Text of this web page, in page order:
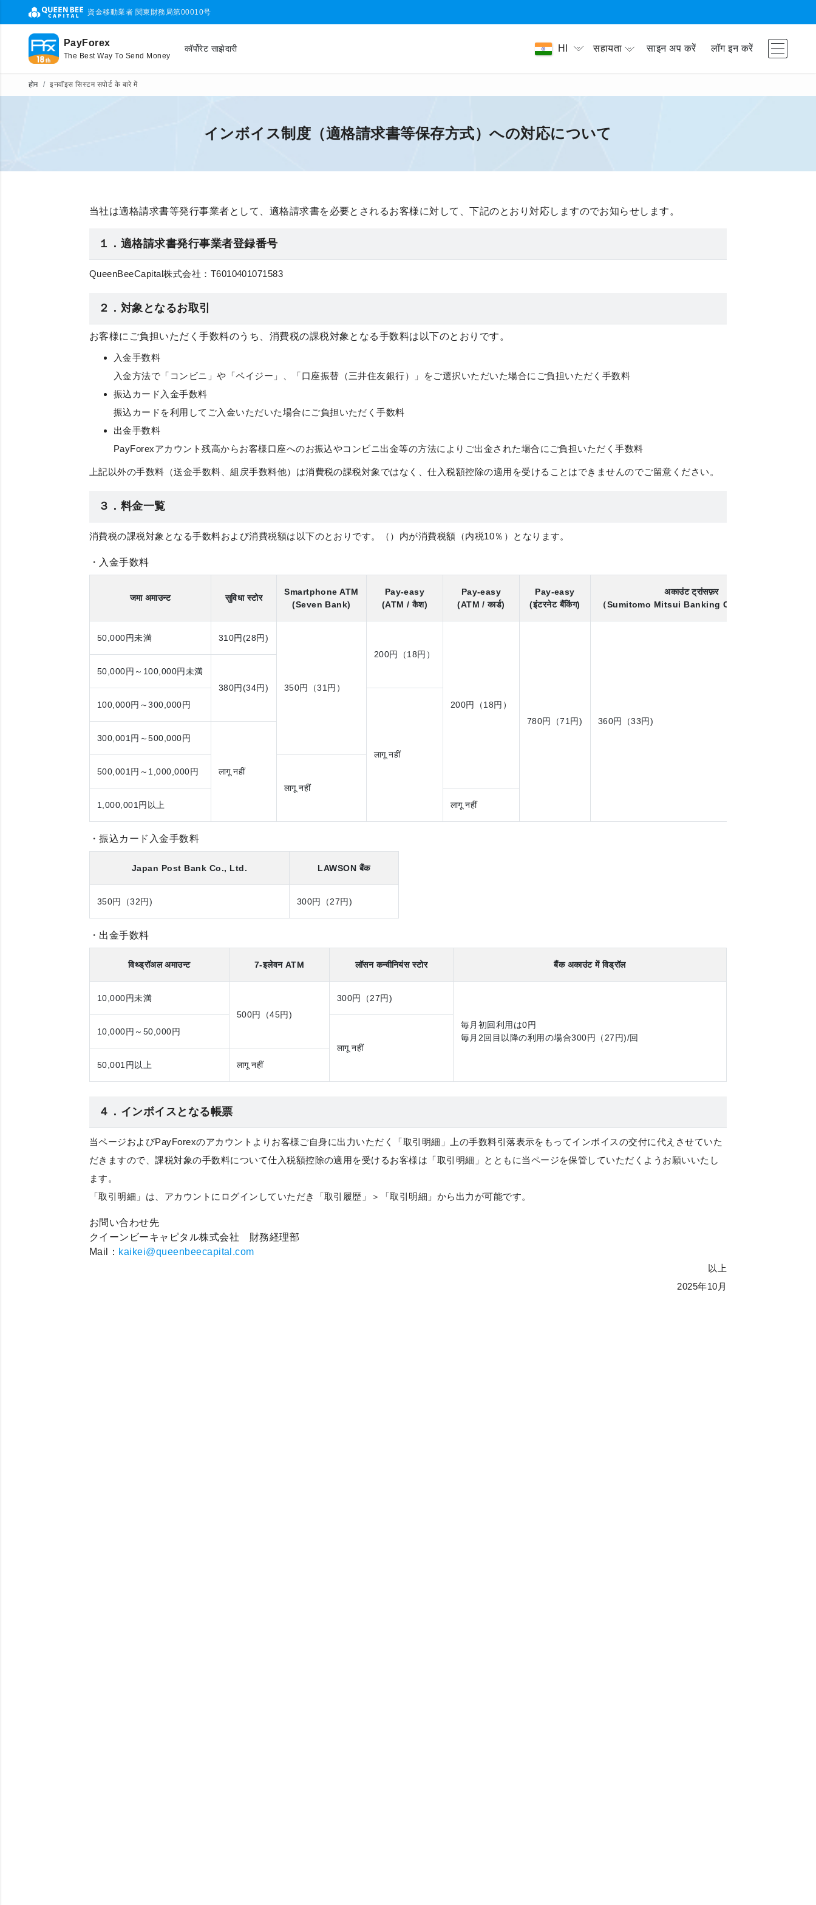
資金移動業者 関東財務局第00010号
PayForex
The Best Way To Send Money
कॉर्पोरेट साझेदारी HI सहायता साइन अप करें लॉग इन करें
होम इनवॉइस सिस्टम सपोर्ट के बारे में
インボイス制度（適格請求書等保存方式）への対応について
当社は適格請求書等発行事業者として、適格請求書を必要とされるお客様に対して、下記のとおり対応しますのでお知らせします。
１．適格請求書発行事業者登録番号
QueenBeeCapital株式会社：T6010401071583
２．対象となるお取引
お客様にご負担いただく手数料のうち、消費税の課税対象となる手数料は以下のとおりです。
入金手数料
入金方法で「コンビニ」や「ペイジー」、「口座振替（三井住友銀行）」をご選択いただいた場合にご負担いただく手数料
振込カード入金手数料
振込カードを利用してご入金いただいた場合にご負担いただく手数料
出金手数料
PayForexアカウント残高からお客様口座へのお振込やコンビニ出金等の方法によりご出金された場合にご負担いただく手数料
上記以外の手数料（送金手数料、組戻手数料他）は消費税の課税対象ではなく、仕入税額控除の適用を受けることはできませんのでご留意ください。
３．料金一覧
消費税の課税対象となる手数料および消費税額は以下のとおりです。（）内が消費税額（内税10％）となります。
・入金手数料
जमा अमाउन्ट सुविधा स्टोर
Smartphone ATM
(Seven Bank)
Pay-easy
(ATM / कैश)
Pay-easy
(ATM / कार्ड)
Pay-easy
(इंटरनेट बैंकिंग)
अकाउंट ट्रांसफ़र
（Sumitomo Mitsui Banking Corporation）
50,000円未満 310円(28円)
350円（31円）
200円（18円）
200円（18円）
780円（71円)
360円（33円)
50,000円～100,000円未満
380円(34円)
100,000円～300,000円
लागू नहीं
300,001円～500,000円
लागू नहीं
500,001円～1,000,000円
लागू नहीं
1,000,001円 以上 लागू नहीं
・振込カード入金手数料
Japan Post Bank Co., Ltd. LAWSON बैंक
350円（32円) 300円（27円)
・出金手数料
विथ्ड्रॉअल अमाउन्ट 7-इलेवन ATM लॉसन कन्वीनियंस स्टोर बैंक अकाउंट में विड्रॉल
10,000円未満
500円（45円)
300円（27円)
毎月初回利用は0円
毎月2回目以降の利用の場合300円（27円)/回
10,000円～50,000円
लागू नहीं
50,001円 以上 लागू नहीं
４．インボイスとなる帳票
当ページおよびPayForexのアカウントよりお客様ご自身に出力いただく「取引明細 」上の手数料引落表示をもってインボイスの交付に代えさせていた
だきますので、課税対象の手数料について仕入税額控除の適用を受けるお客様は「取引明細」とともに当ページを保管していただくようお願いいたし
ます。
「取引明細 」は、アカウントにログインしていただき「取引履歴 」＞「取引明細 」から出力が可能です。
お問い合わせ先
クイーンビーキャピタル株式会社 財務経理部
Mail： kaikei@queenbeecapital.com
以上
2025年10月